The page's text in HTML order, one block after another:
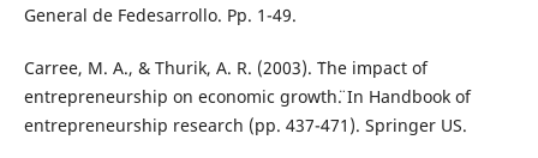
General de Fedesarrollo. Pp. 1-49.
Carree, M. A., & Thurik, A. R. (2003). ¨The impact of
entrepreneurship on economic growth¨. In Handbook of
entrepreneurship research (pp. 437-471). Springer US.